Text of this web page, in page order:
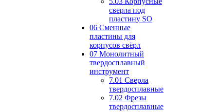
сверла под
пластину SO
06 Сменные
пластины для
корпусов свёрл
07 Монолитный
твердосплавный
инструмент
7.01 Сверла
твердосплавные
7.02 Фрезы
твердосплавные